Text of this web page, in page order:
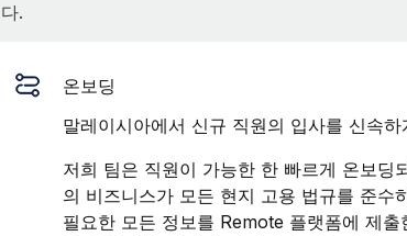
.
온보딩
말레이시아에서 신규 직원의 입사를 신속하
저희 팀은 직원이 가능한 한 빠르게 온보
의 비즈니스가 모든 현지 고용 법규를 준수
필요한 모든 정보를 Remote 플랫폼에 제